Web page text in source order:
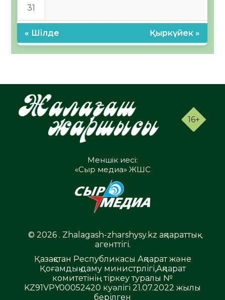
31
« Шілде Қыркүйек »
16+
Меншік иесі:
«Сыр медиа» ЖШС
© 2026 . Zhalagash-zharshysy.kz ақпараттық
агенттігі.
Қазақстан Республикасы Ақпарат және
Қоғамдық даму министрлігі,Ақпарат
комитетінің тіркеу туралы №
KZ91VPY00052420 куәлігі 21.07.2022 жылы
берілген